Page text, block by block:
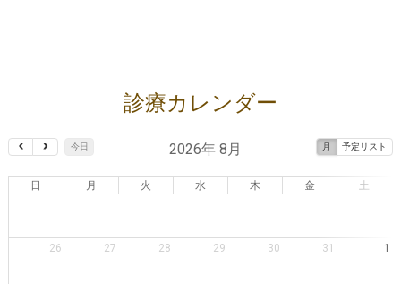
診療カレンダー
今日 月 予定リスト
2026年 8月
日 月 火 水 木 金 土
26 27 28 29 30 31 1